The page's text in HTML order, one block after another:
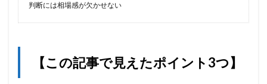
判断には相場感が欠かせない
【この記事で見えたポイント3つ】